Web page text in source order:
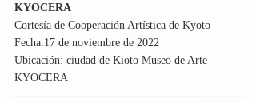
KYOCERA
Cortesía de Cooperación Artística de Kyoto
Fecha:17 de noviembre de 2022
Ubicación: ciudad de Kioto Museo de Arte
KYOCERA
----------------------------------------------- ---------